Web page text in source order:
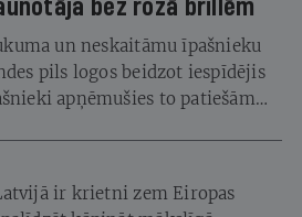
bez rozā brillēm
un neskaitāmu īpašnieku
pils logos beidzot iespīdējis
apņēmušies to patiešām
ir krietni zem Eiropas